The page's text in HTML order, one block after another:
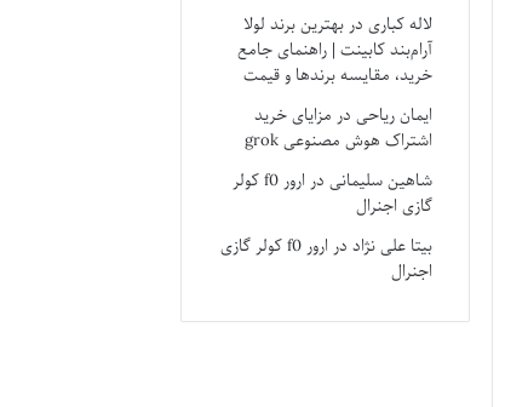
لاله کباریدربهترین برند لولا
آرام‌بند کابینت | راهنمای جامع
خرید، مقایسه برندها و قیمت
ایمان ریاحیدر مزایای خرید
اشتراک هوش مصنوعی grok
شاهین سلیمانیدر
ارور f0 کولر
گازی اجنرال
بیتا علی نژاددر
ارور f0 کولر گازی
اجنرال